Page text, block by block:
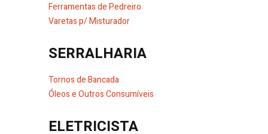
Ferramentas de Pedreiro
Varetas p/ Misturador
SERRALHARIA
Tornos de Bancada
Óleos e Outros Consumíveis
ELETRICISTA